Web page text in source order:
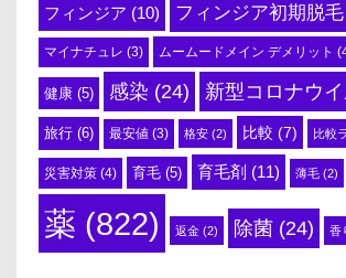
フィンジア (10) フィンジア初期脱毛
マイナチュレ (3) ムームードメイン デメリット
健康 (5) 感染 (24) 新型コロナウ
旅行 (6) 最安値 (3) 格安 (2) 比較 (7) 比較
災害対策 (4) 育毛 (5) 育毛剤 (11) 薄毛 (2)
薬 (822) 返金 (2) 除菌 (24) 香